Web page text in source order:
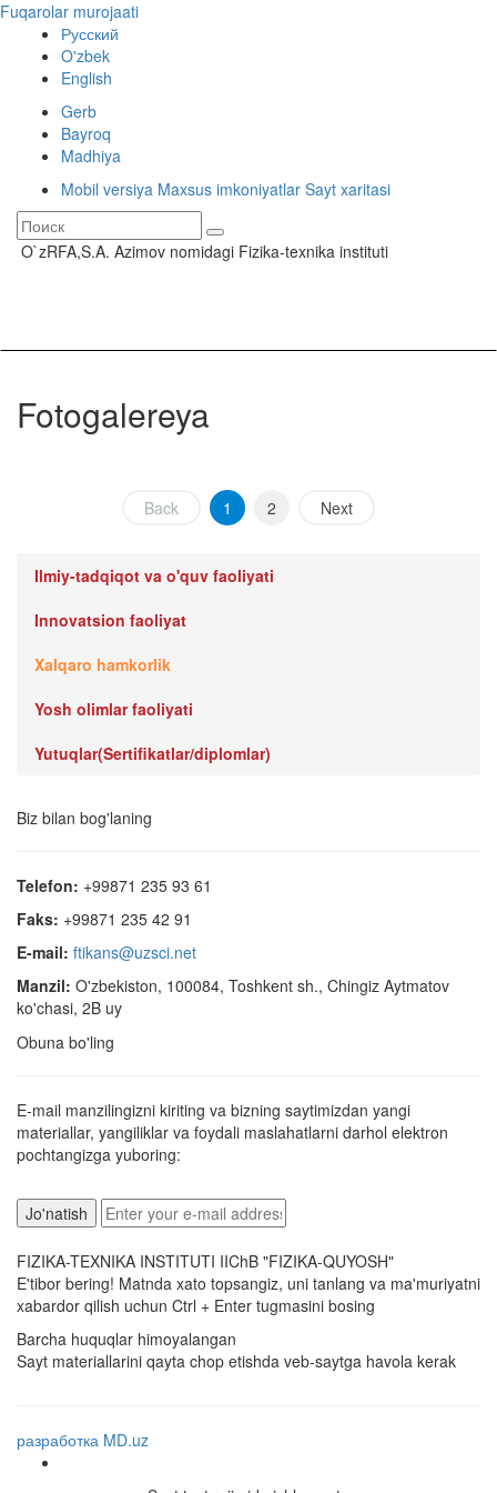
Fuqarolar murojaati
Русский
O'zbek
English
Gerb
Bayroq
Madhiya
Mobil versiya Maxsus imkoniyatlar Sayt xaritasi
O`zRFA,S.A. Azimov nomidagi Fizika-texnika instituti
Fotogalereya
Back 1 2 Next
Ilmiy-tadqiqot va o'quv faoliyati
Innovatsion faoliyat
Xalqaro hamkorlik
Yosh olimlar faoliyati
Yutuqlar(Sertifikatlar/diplomlar)
Biz bilan bog'laning
Telefon: +99871 235 93 61
Faks: +99871 235 42 91
E-mail: ftikans@uzsci.net
Manzil: O'zbekiston, 100084, Toshkent sh., Chingiz Aytmatov
ko'chasi, 2B uy
Obuna bo'ling
E-mail manzilingizni kiriting va bizning saytimizdan yangi
materiallar, yangiliklar va foydali maslahatlarni darhol elektron
pochtangizga yuboring:
FIZIKA-TEXNIKA INSTITUTI IIChB "FIZIKA-QUYOSH"
E'tibor bering! Matnda xato topsangiz, uni tanlang va ma'muriyatni
xabardor qilish uchun Ctrl + Enter tugmasini bosing
Barcha huquqlar himoyalangan
Sayt materiallarini qayta chop etishda veb-saytga havola kerak
разработка MD.uz